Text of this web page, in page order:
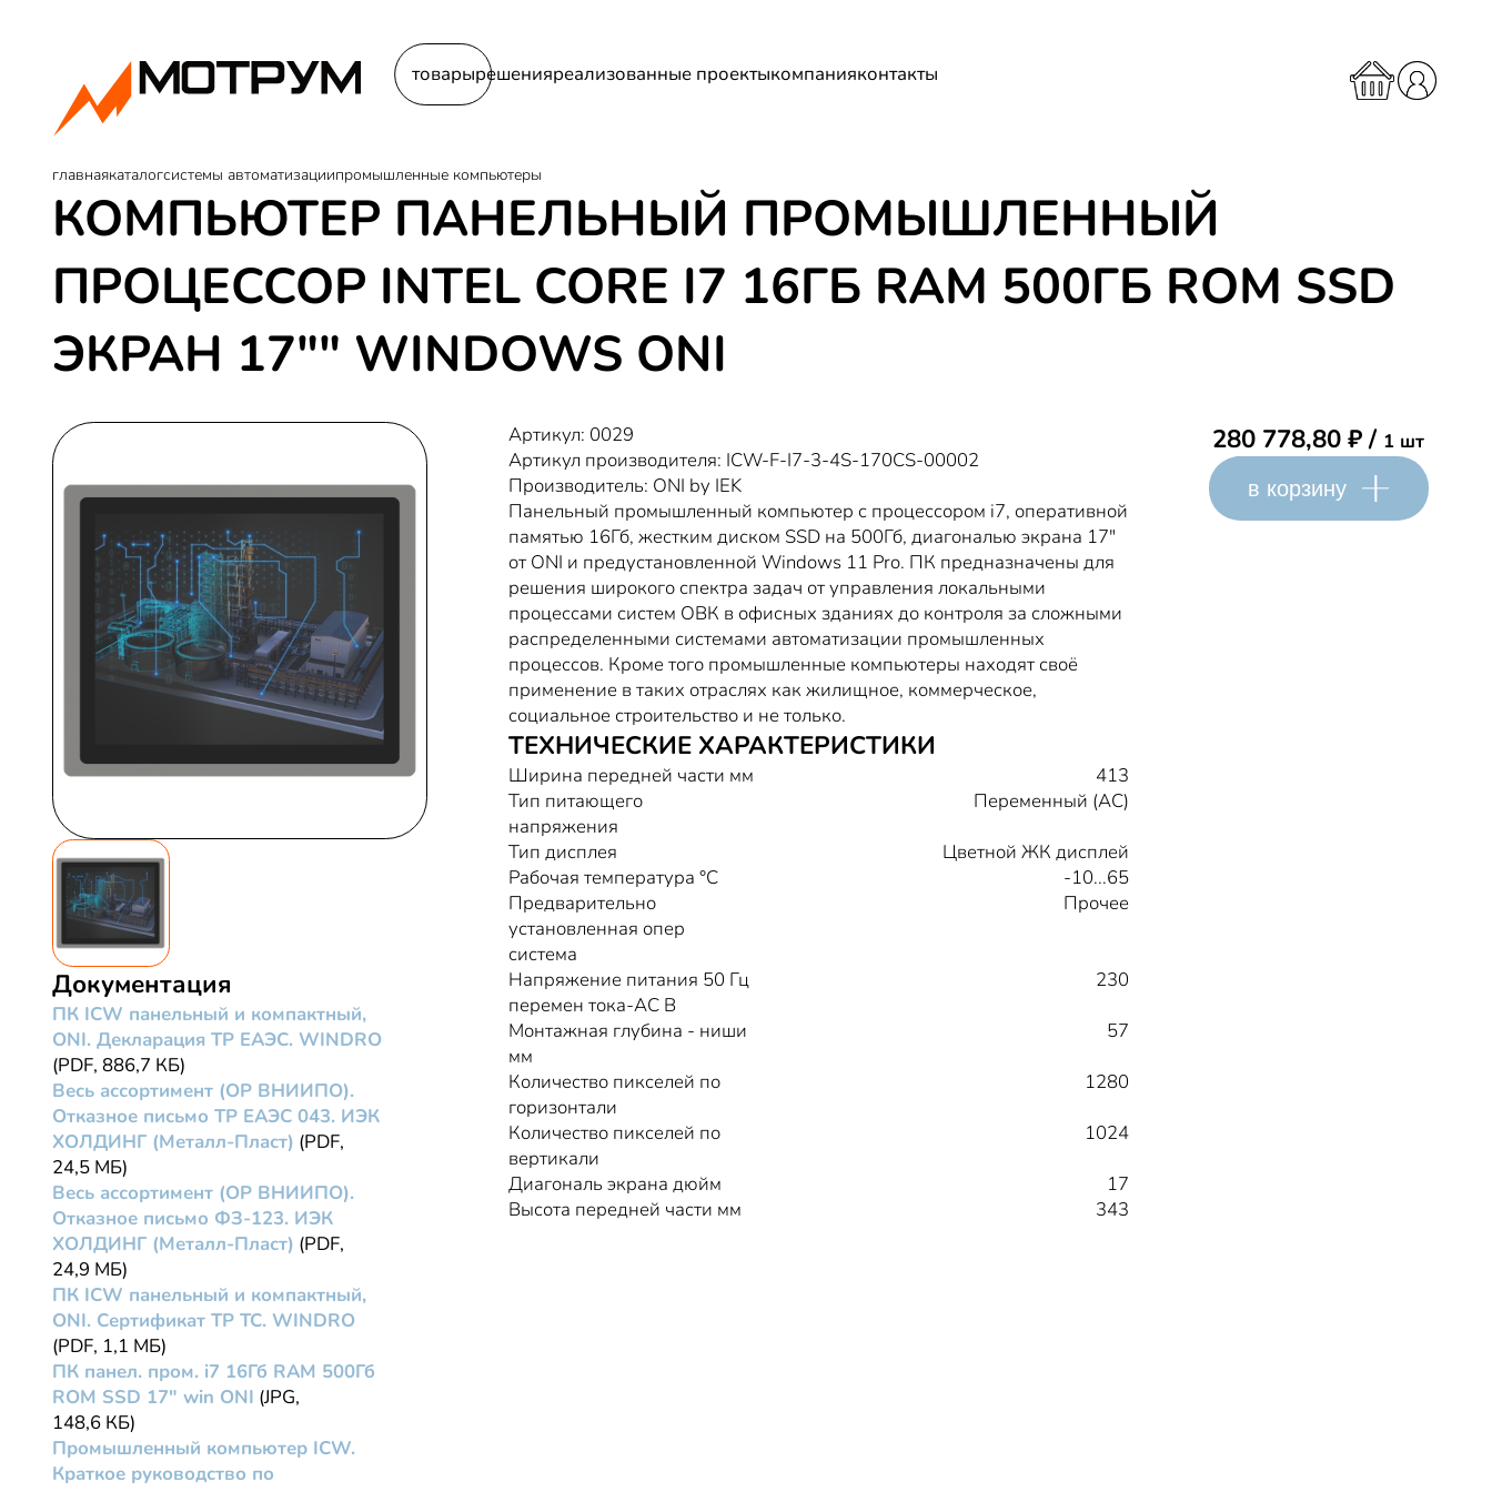
товарырешенияреализованные проектыкомпанияконтакты
главнаякаталогсистемы автоматизациипромышленные компьютеры
КОМПЬЮТЕР ПАНЕЛЬНЫЙ ПРОМЫШЛЕННЫЙ
ПРОЦЕССОР INTEL CORE I7 16ГБ RAM 500ГБ ROM SSD
ЭКРАН 17"" WINDOWS ONI
Документация
ПК ICW панельный и компактный,
ONI. Декларация ТР ЕАЭС. WINDRO
(PDF, 886,7 КБ)
Весь ассортимент (ОР ВНИИПО).
Отказное письмо ТР ЕАЭС 043. ИЭК
ХОЛДИНГ (Металл-Пласт) (PDF,
24,5 МБ)
Весь ассортимент (ОР ВНИИПО).
Отказное письмо ФЗ-123. ИЭК
ХОЛДИНГ (Металл-Пласт) (PDF,
24,9 МБ)
ПК ICW панельный и компактный,
ONI. Сертификат ТР ТС. WINDRO
(PDF, 1,1 МБ)
ПК панел. пром. i7 16Гб RAM 500Гб
ROM SSD 17" win ONI (JPG,
148,6 КБ)
Промышленный компьютер ICW.
Краткое руководство по
Артикул: 0029
Артикул производителя: ICW-F-I7-3-4S-170CS-00002
Производитель: ONI by IEK
Панельный промышленный компьютер с процессором i7, оперативной
памятью 16Гб, жестким диском SSD на 500Гб, диагональю экрана 17"
от ONI и предустановленной Windows 11 Pro. ПК предназначены для
решения широкого спектра задач от управления локальными
процессами систем ОВК в офисных зданиях до контроля за сложными
распределенными системами автоматизации промышленных
процессов. Кроме того промышленные компьютеры находят своё
применение в таких отраслях как жилищное, коммерческое,
социальное строительство и не только.
ТЕХНИЧЕСКИЕ ХАРАКТЕРИСТИКИ
Ширина передней части мм
413
Тип питающего
напряжения
Переменный (AC)
Тип дисплея
Цветной ЖК дисплей
Рабочая температура °C
-10...65
Предварительно
установленная опер
система
Прочее
Напряжение питания 50 Гц
перемен тока-AC В
230
Монтажная глубина - ниши
мм
57
Количество пикселей по
горизонтали
1280
Количество пикселей по
вертикали
1024
Диагональ экрана дюйм
17
Высота передней части мм
343
280 778,80₽/ 1 шт
в корзину